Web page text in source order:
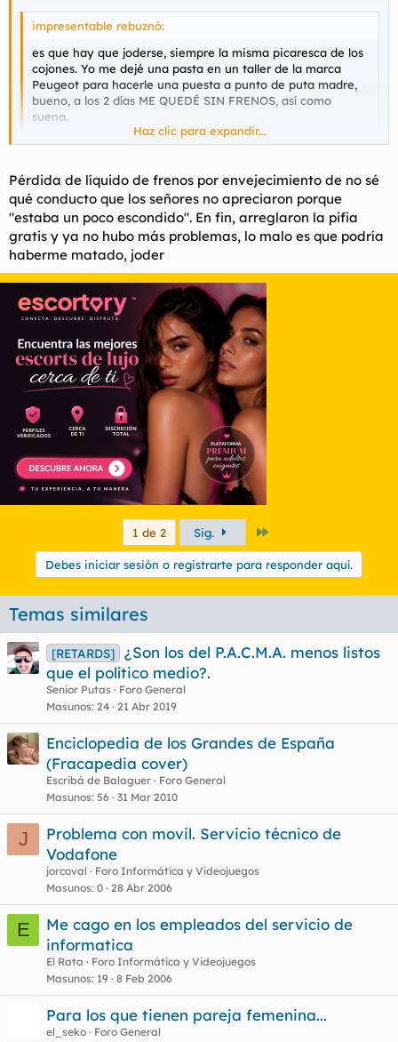
impresentable rebuznó:
es que hay que joderse, siempre la misma picaresca de los
cojones. Yo me dejé una pasta en un taller de la marca
Peugeot para hacerle una puesta a punto de puta madre,
bueno, a los 2 días ME QUEDÉ SIN FRENOS, así como
suena.
Suerte que fue en una calle con poco tráfico y no en
Además de lafrones, incompetentes
Y al final de que fue el fallo ¿perdida del liquido de freno?
¿rotura del ABS?
Haz clic para expandir...
Pérdida de líquido de frenos por envejecimiento de no sé
qué conducto que los señores no apreciaron porque
"estaba un poco escondido". En fin, arreglaron la pifia
gratis y ya no hubo más problemas, lo malo es que podría
haberme matado, joder
1 de 2 Sig.
Debes iniciar sesión o registrarte para responder aquí.
Temas similares
[RETARDS]
¿Son los del P.A.C.M.A. menos listos
que el político medio?.
Senior Putas
Foro General
Masunos 24 21 Abr 2019
Enciclopedia de los Grandes de España
(Fracapedia cover)
Escribá de Balaguer
Foro General
Masunos 56 31 Mar 2010
J
Problema con movil. Servicio técnico de
Vodafone
jorcoval
Foro Informática y Videojuegos
Masunos 0 28 Abr 2006
E
Me cago en los empleados del servicio de
informatica
El Rata
Foro Informática y Videojuegos
Masunos 19 8 Feb 2006
Para los que tienen pareja femenina...
el_seko
Foro General